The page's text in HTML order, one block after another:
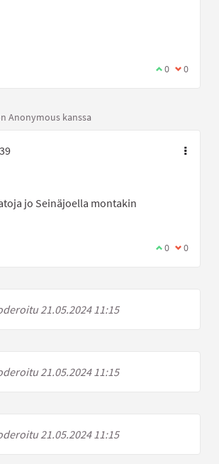
Olen samaa
0 Olen eri
0
Anonymous kanssa
jo Seinäjoella montakin
Olen samaa
0 Olen eri
0
21.05.2024 11:15
21.05.2024 11:15
21.05.2024 11:15